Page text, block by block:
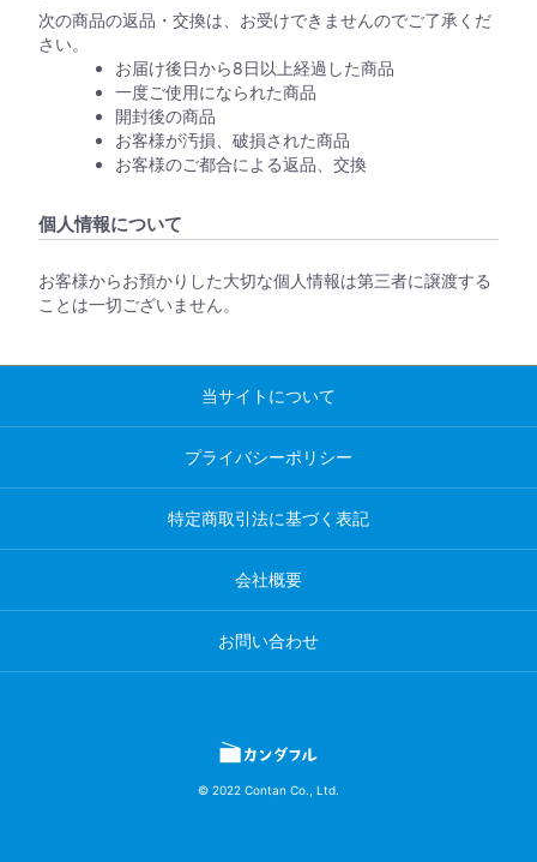
次の商品の返品・交換は、お受けできませんのでご了承くだ
さい。
お届け後日から8日以上経過した商品
一度ご使用になられた商品
開封後の商品
お客様が汚損、破損された商品
お客様のご都合による返品、交換
個人情報について
お客様からお預かりした大切な個人情報は第三者に譲渡する
ことは一切ございません。
当サイトについて
プライバシーポリシー
特定商取引法に基づく表記
会社概要
お問い合わせ
© 2022 Contan Co., Ltd.